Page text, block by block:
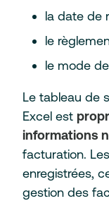
la date de
le
le mode
Le tableau de
Excel est
informations
facturation.
enregistrées,
gestion des